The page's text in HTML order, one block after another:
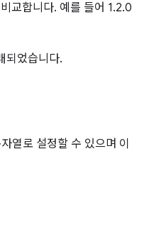
교합니다. 예를 들어 1.2.0
되었습니다.
열로 설정할 수 있으며 이